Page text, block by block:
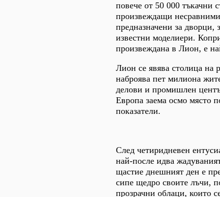
повече от 50 000 тъкачни
произвеждащи
предназначени за дворци,
известни моделиери.
произвеждана в Лион, е
Лион се явява столица на
наброява пет милиона
делови и промишлен
Европа заема осмо място
показатели.
След четиридневен
най-после идва
щастие днешният ден е
сипе щедро своите лъчи,
прозрачни облаци, които